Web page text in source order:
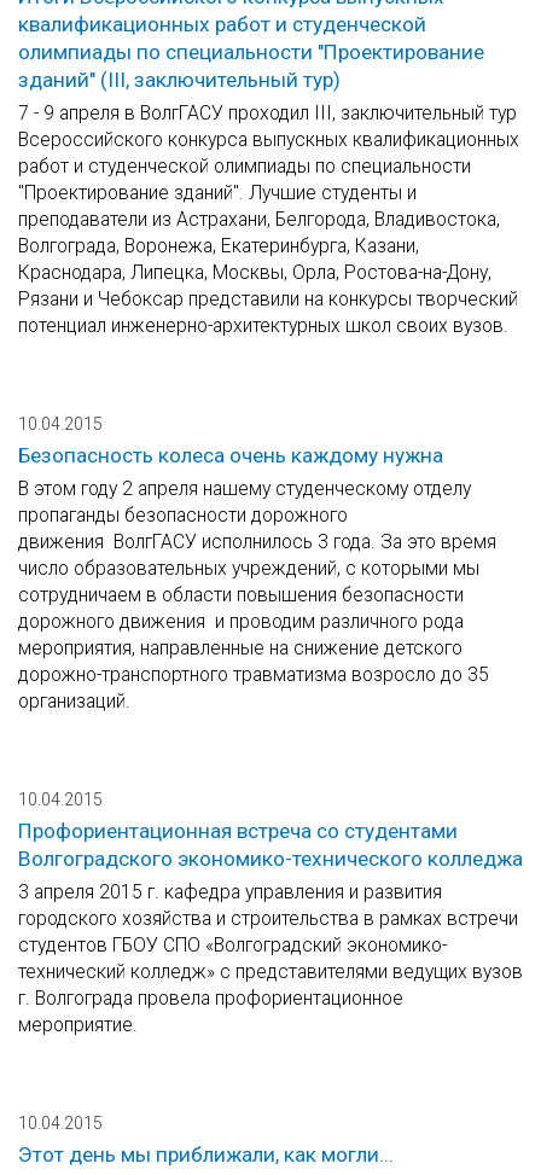
квалификационных работ и студенческой
олимпиады по специальности "Проектирование
зданий" (III, заключительный тур)
7 - 9 апреля в ВолгГАСУ проходил III, заключительный тур
Всероссийского конкурса выпускных квалификационных
работ и студенческой олимпиады по специальности
"Проектирование зданий". Лучшие студенты и
преподаватели из Астрахани, Белгорода, Владивостока,
Волгограда, Воронежа, Екатеринбурга, Казани,
Краснодара, Липецка, Москвы, Орла, Ростова-на-Дону,
Рязани и Чебоксар представили на конкурсы творческий
потенциал инженерно-архитектурных школ своих вузов.
10.04.2015
Безопасность колеса очень каждому нужна
В этом году 2 апреля нашему студенческому отделу
пропаганды безопасности дорожного
движения ВолгГАСУ исполнилось 3 года. За это время
число образовательных учреждений, с которыми мы
сотрудничаем в области повышения безопасности
дорожного движения и проводим различного рода
мероприятия, направленные на снижение детского
дорожно-транспортного травматизма возросло до 35
организаций.
10.04.2015
Профориентационная встреча со студентами
Волгоградского экономико-технического колледжа
3 апреля 2015 г. кафедра управления и развития
городского хозяйства и строительства в рамках встречи
студентов ГБОУ СПО «Волгоградский экономико-
технический колледж» с представителями ведущих вузов
г. Волгограда провела профориентационное
мероприятие.
10.04.2015
Этот день мы приближали, как могли...